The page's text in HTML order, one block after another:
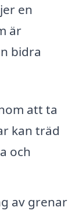
en
är
bidra
att ta
kan träd
och
av grenar